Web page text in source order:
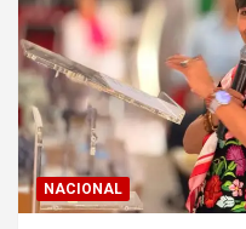
NACIONAL